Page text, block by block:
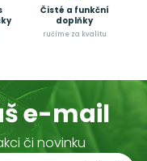
Čisté a funkční
doplňky
ručíme za kvalitu
e-mail
či novinku